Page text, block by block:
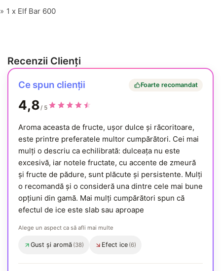
1 x Elf Bar 600
Recenzii Clienți
Ce spun clienții Foarte recomandat
4,8/ 5
Aroma aceasta de fructe, ușor dulce și răcoritoare,
este printre preferatele multor cumpărători. Cei mai
mulți o descriu ca echilibrată: dulceața nu este
excesivă, iar notele fructate, cu accente de zmeură
și fructe de pădure, sunt plăcute și persistente. Mulți
o recomandă și o consideră una dintre cele mai bune
opțiuni din gamă. Mai mulți cumpărători spun că
efectul de ice este slab sau aproape
Alege un aspect ca să afli mai multe
Gust și aromă (38)
, menționat des Efect ice (6)
, menționat de mai multe ori